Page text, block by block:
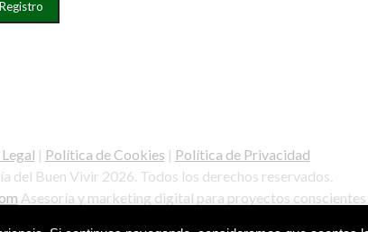
| Política de Cookies | Política de Privacidad
del Buen Vivir 2026. Todos los derechos reservados.
Asesoría y marketing digital para proyectos